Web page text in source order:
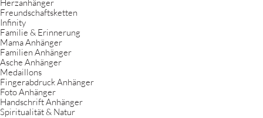
Herzanhänger
Freundschaftsketten
Infinity
Familie & Erinnerung
Mama Anhänger
Familien Anhänger
Asche Anhänger
Medaillons
Fingerabdruck Anhänger
Foto Anhänger
Handschrift Anhänger
Spiritualität & Natur